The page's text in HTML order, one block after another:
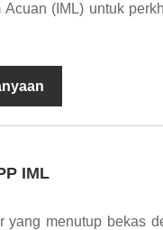
(IML) untuk
IML
yang menutup bekas